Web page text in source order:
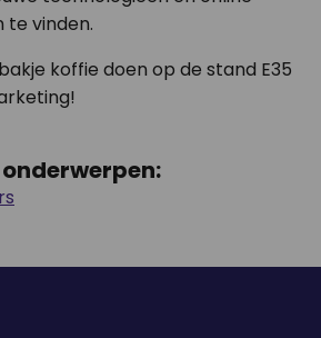
te vinden.
koffie doen op de stand E35